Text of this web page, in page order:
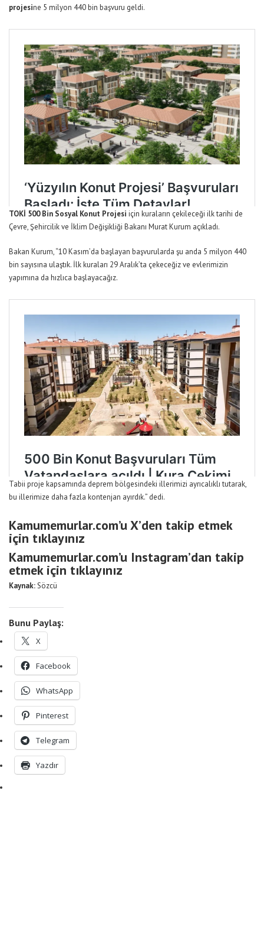
projesine 5 milyon 440 bin başvuru geldi.
TOKİ 500 Bin Sosyal Konut Projesi için kuraların çekileceği ilk tarihi de
Çevre,Şehircilik ve İklim Değişikliği Bakanı Murat Kurum açıkladı.
Bakan Kurum, “10 Kasım’da başlayan başvurularda şu anda 5 milyon 440
bin sayısına ulaştık. İlk kuraları 29 Aralık’ta çekeceğiz ve evlerimizin
yapımına da hızlıca başlayacağız.
Tabii proje kapsamında deprem bölgesindeki illerimizi ayrıcalıklı tutarak,
bu illerimize daha fazla kontenjan ayırdık.” dedi.
Kamumemurlar.com’u X’den takip etmek
için tıklayınız
Kamumemurlar.com’u Instagram’dan takip
etmek için tıklayınız
Kaynak:Sözcü
Bunu Paylaş:
X
Facebook
WhatsApp
Pinterest
Telegram
Yazdır